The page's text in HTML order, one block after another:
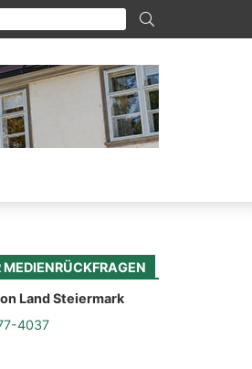
Land Steiermark
4037